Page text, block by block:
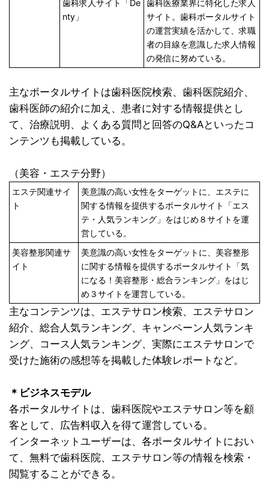
歯科求人サイト「De
nty」
歯科医療業界に特化した求人
サイト。歯科ポータルサイト
の運営実績を活かして、求職
者の目線を意識した求人情報
の発信に努めている。
主なポータルサイトは歯科医院検索、歯科医院紹介、
歯科医師の紹介に加え、患者に対する情報提供とし
て、治療説明、よくある質問と回答のQ&Aといったコ
ンテンツも掲載している。
（美容・エステ分野）
エステ関連サイ
ト
美意識の高い女性をターゲットに、エステに
関する情報を提供するポータルサイト「エス
テ・人気ランキング」をはじめ８サイトを運
営している。
美容整形関連サ
イト
美意識の高い女性をターゲットに、美容整形
に関する情報を提供するポータルサイト「気
になる！美容整形・総合ランキング」をはじ
め３サイトを運営している。
主なコンテンツは、エステサロン検索、エステサロン
紹介、総合人気ランキング、キャンペーン人気ランキ
ング、コース人気ランキング、実際にエステサロンで
受けた施術の感想等を掲載した体験レポートなど。
＊ビジネスモデル
各ポータルサイトは、歯科医院やエステサロン等を顧
客として、広告料収入を得て運営している。
インターネットユーザーは、各ポータルサイトにおい
て、無料で歯科医院、エステサロン等の情報を検索・
閲覧することができる。